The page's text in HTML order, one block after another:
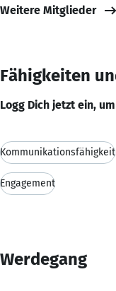
Weitere Mitglieder
Fähigkeiten
Logg Dich jetzt ein,
Kommunikationsfähigkeit
Engagement
Werdegang